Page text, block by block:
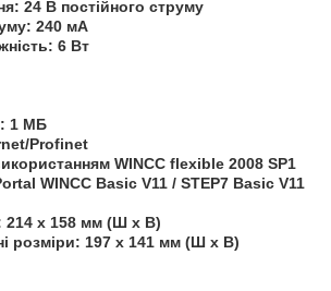
24 В постійного струму
240 мА
6 Вт
1 МБ
Profinet
WINCC flexible 2008 SP1
WINCC Basic V11 / STEP7 Basic V11
214 x 158 мм (Ш x В)
розміри: 197 x 141 мм (Ш x В)